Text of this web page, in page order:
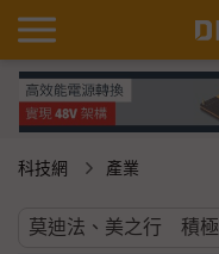
科技網 產業